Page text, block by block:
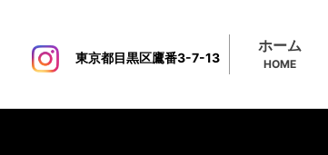
東京都目黒区鷹番3-7-13
ホーム
HOME